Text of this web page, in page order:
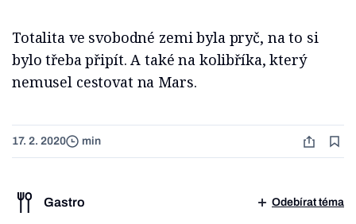
Totalita ve svobodné zemi byla pryč, na to si
bylo třeba připít. A také na kolibříka, který
nemusel cestovat na Mars.
17. 2. 2020 min
Gastro Odebírat téma